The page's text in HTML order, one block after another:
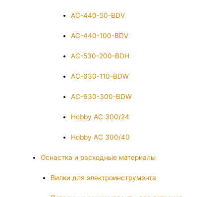
AC-440-50-BDV
AC-440-100-BDV
AC-530-200-BDH
AC-630-110-BDW
AC-630-300-BDW
Hobby AC 300/24
Hobby AC 300/40
Оснастка и расходные материалы
Вилки для электроинструмента